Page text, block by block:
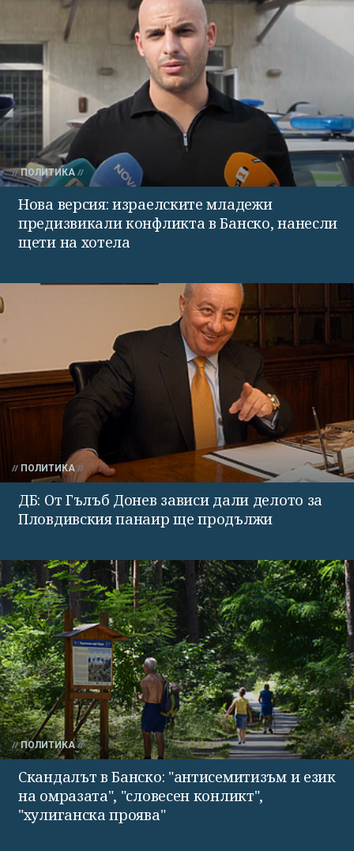
ПОЛИТИКА
Нова версия: израелските младежи
предизвикали конфликта в Банско, нанесли
щети на хотела
ПОЛИТИКА
ДБ: От Гълъб Донев зависи дали делото за
Пловдивския панаир ще продължи
ПОЛИТИКА
Скандалът в Банско: "антисемитизъм и език
на омразата", "словесен конликт",
"хулиганска проява"